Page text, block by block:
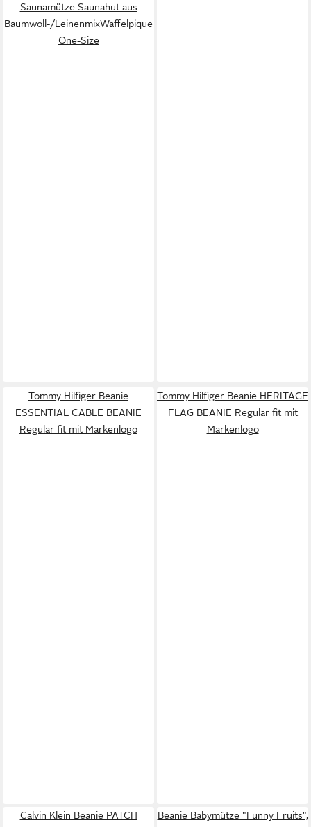
Saunamütze Saunahut aus
Baumwoll-/LeinenmixWaffelpique
One-Size
Tommy Hilfiger Beanie
ESSENTIAL CABLE BEANIE
Regular fit mit Markenlogo
Tommy Hilfiger Beanie HERITAGE
FLAG BEANIE Regular fit mit
Markenlogo
Calvin Klein Beanie PATCH
Beanie Babymütze "Funny Fruits",